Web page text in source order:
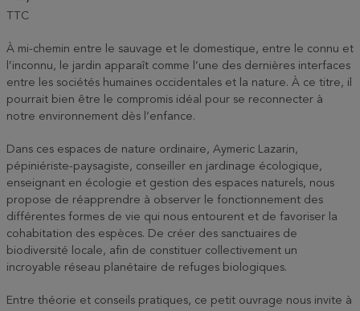
TTC
À mi-chemin entre le sauvage et le domestique, entre le connu et
l’inconnu, le jardin apparaît comme l’une des dernières interfaces
entre les sociétés humaines occidentales et la nature. À ce titre, il
pourrait bien être le compromis idéal pour se reconnecter à
notre environnement dès l’enfance.
Dans ces espaces de nature ordinaire, Aymeric Lazarin,
pépiniériste-paysagiste, conseiller en jardinage écologique,
enseignant en écologie et gestion des espaces naturels, nous
propose de réapprendre à observer le fonctionnement des
différentes formes de vie qui nous entourent et de favoriser la
cohabitation des espèces. De créer des sanctuaires de
biodiversité locale, afin de constituer collectivement un
incroyable réseau planétaire de refuges biologiques.
Entre théorie et conseils pratiques, ce petit ouvrage nous invite à